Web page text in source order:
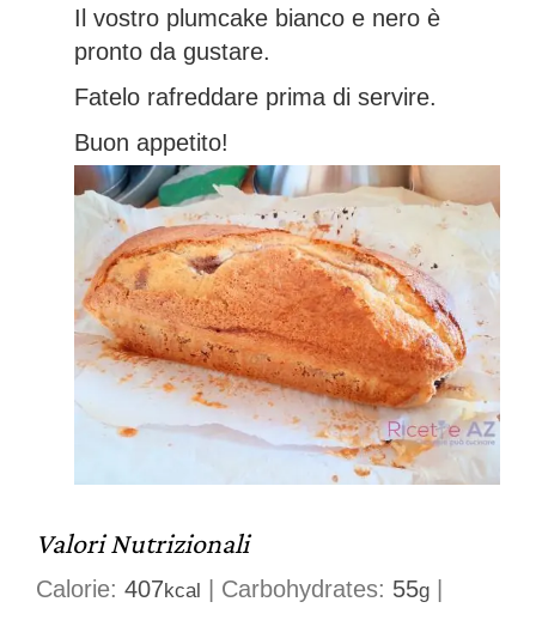
Il vostro plumcake bianco e nero è
pronto da gustare.
Fatelo rafreddare prima di servire.
Buon appetito!
Valori Nutrizionali
Calorie: 407kcal Carbohydrates: 55g